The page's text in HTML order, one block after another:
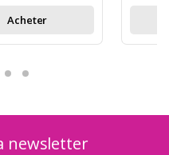
Acheter
newsletter